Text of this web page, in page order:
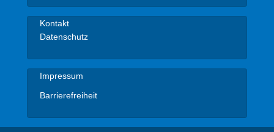
Kontakt
Datenschutz
Impressum
Barrierefreiheit